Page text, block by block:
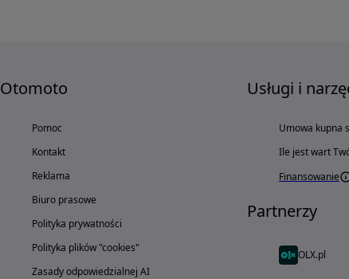
Otomoto
Pomoc
Kontakt
Reklama
Biuro prasowe
Polityka prywatności
Polityka plików "cookies"
Zasady odpowiedzialnej AI
Usługi i
Umowa kupna
Ile jest wart
Finansowanie
Partnerzy
OLX.pl